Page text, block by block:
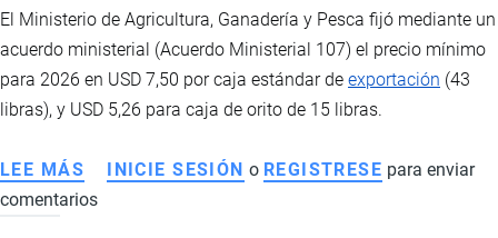
EMPLEO
ECUADOR
El Ministerio de Agricultura, Ganadería y Pesca fijó mediante un
acuerdo ministerial (Acuerdo Ministerial 107) el precio mínimo
para 2026 en USD 7,50 por caja estándar de exportación (43
libras), y USD 5,26 para caja de orito de 15 libras.
LEE MÁS SOBRE
MAGAP
INICIE SESIÓN o REGISTRESE para enviar
comentarios